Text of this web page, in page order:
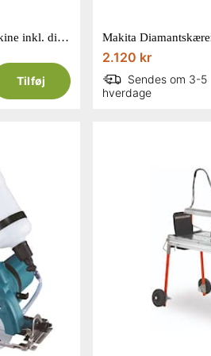
Class Plus 1300S fliseskæremaskine inkl. diamantklinge 250 mm
Tilføj
2.120 kr
Sendes om 3-5
hverdage